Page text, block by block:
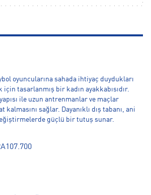
oyuncularına sahada ihtiyaç duydukları
için tasarlanmış bir kadın ayakkabısıdır.
ile uzun antrenmanlar ve maçlar
kalmasını sağlar. Dayanıklı dış tabanı, ani
güçlü bir tutuş sunar.